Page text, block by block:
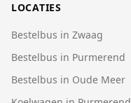
LOCATIES
Bestelbus in Zwaag
Bestelbus in Purmerend
Bestelbus in Oude Meer